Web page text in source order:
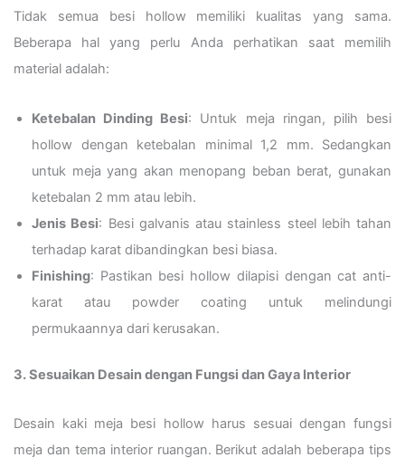
Tidak semua besi hollow memiliki kualitas yang sama.
Beberapa hal yang perlu Anda perhatikan saat memilih
material adalah:
Ketebalan Dinding Besi: Untuk meja ringan, pilih besi
hollow dengan ketebalan minimal 1,2 mm. Sedangkan
untuk meja yang akan menopang beban berat, gunakan
ketebalan 2 mm atau lebih.
Jenis Besi: Besi galvanis atau stainless steel lebih tahan
terhadap karat dibandingkan besi biasa.
Finishing: Pastikan besi hollow dilapisi dengan cat anti-
karat atau powder coating untuk melindungi
permukaannya dari kerusakan.
3. Sesuaikan Desain dengan Fungsi dan Gaya Interior
Desain kaki meja besi hollow harus sesuai dengan fungsi
meja dan tema interior ruangan. Berikut adalah beberapa tips